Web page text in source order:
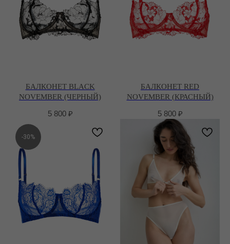
БАЛКОНЕТ BLACK
NOVEMBER (ЧЕРНЫЙ)
5 800 ₽
БАЛКОНЕТ RED
NOVEMBER (КРАСНЫЙ)
5 800 ₽
-30%